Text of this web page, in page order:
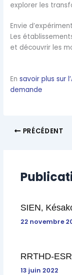
explorer les
Envie
Les
et découvrir les
Ensavoir plus sur
demande
PRÉCÉDENT
SIEN,
22 novembre
RRTHD-
13 juin 2022